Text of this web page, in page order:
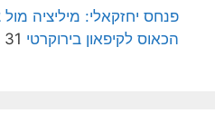
פנחס יחזקאלי: מיליציה
הכאוס לקיפאון בירוקרטי 31 ביולי 2026